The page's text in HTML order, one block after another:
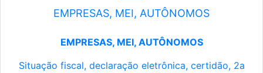
EMPRESAS, MEI, AUTÔNOMOS
EMPRESAS, MEI, AUTÔNOMOS
Situação fiscal, declaração eletrônica, certidão, 2a